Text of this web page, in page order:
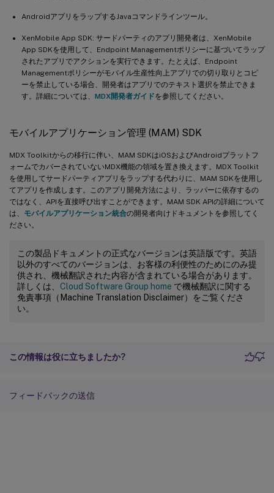
AndroidアプリをラップするJavaコマンドラインツール。
XenMobile App SDK: サードパーティのアプリ開発者は、XenMobile
App SDKを使用して、Endpoint Managementポリシーに基づいてラップ
されたアプリでアクションを実行できます。たとえば、Endpoint
Managementポリシーがモバイル生産性向上アプリでの切り取りとコピ
ーを禁止している場合、開発者はアプリでのテキスト選択を禁止できま
す。詳細については、 MDX開発者ガイドを参照してください。
モバイルアプリケーション管理 (MAM) SDK
MDX Toolkitからの移行に伴い、MAM SDKはiOSおよびAndroidプラットフ
ォームでカバーされていないMDX機能の領域を置き換えます。MDX Toolkit
を使用してサードパーティアプリをラップする代わりに、MAM SDKを使用し
てアプリを作成します。このアプリ開発方法により、ラッパーに依存するの
ではなく、APIを直接呼び出すことができます。MAM SDK APIの詳細について
は、 モバイルアプリケーション統合の開発者向けドキュメントを参照してく
ださい。
この製品ドキュメントの正式なバージョンは英語版です。英語
以外のすべてのバージョンは、お客様の利便性のためにのみ提
供され、機械翻訳された内容が含まれている場合があります。
詳しくは、 Cloud Software Group home で機械翻訳に関する
免責事項（Machine Translation Disclaimer）をご覧くださ
い。
この情報は役に立ちましたか?
フィードバックの送信